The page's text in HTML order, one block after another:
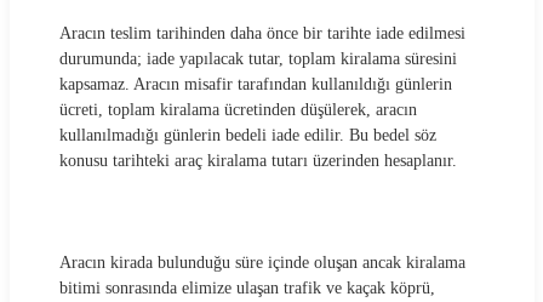
Aracın teslim tarihinden daha önce bir tarihte iade edilmesi
durumunda; iade yapılacak tutar, toplam kiralama süresini
kapsamaz. Aracın misafir tarafından kullanıldığı günlerin
ücreti, toplam kiralama ücretinden düşülerek, aracın
kullanılmadığı günlerin bedeli iade edilir. Bu bedel söz
konusu tarihteki araç kiralama tutarı üzerinden hesaplanır.
Aracın kirada bulunduğu süre içinde oluşan ancak kiralama
bitimi sonrasında elimize ulaşan trafik ve kaçak köprü,